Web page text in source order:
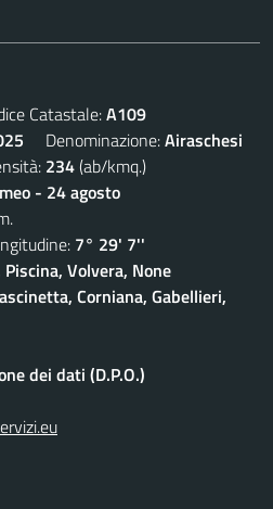
Catastale:A109
Denominazione:Airaschesi
234(ab/kmq.)
- 24 agosto
7° 29' 7''
Piscina, Volvera, None
Corniana, Gabellieri,
dei dati (D.P.O.)